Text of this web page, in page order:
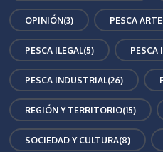
OPINIÓN(3) PESCA
PESCA ILEGAL(5) PESCA
PESCA INDUSTRIAL(26)
REGIÓN Y TERRITORIO(15)
SOCIEDAD Y CULTURA(8)